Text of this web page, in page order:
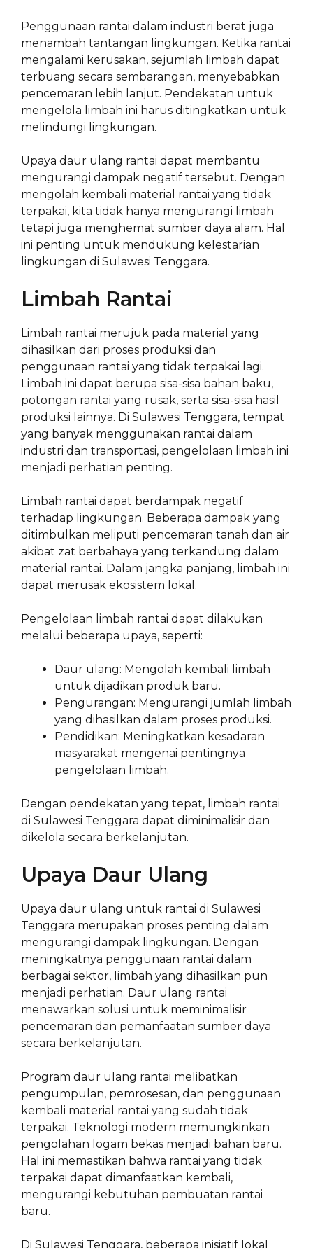
Penggunaan rantai dalam industri berat juga
menambah tantangan lingkungan. Ketika rantai
mengalami kerusakan, sejumlah limbah dapat
terbuang secara sembarangan, menyebabkan
pencemaran lebih lanjut. Pendekatan untuk
mengelola limbah ini harus ditingkatkan untuk
melindungi lingkungan.
Upaya daur ulang rantai dapat membantu
mengurangi dampak negatif tersebut. Dengan
mengolah kembali material rantai yang tidak
terpakai, kita tidak hanya mengurangi limbah
tetapi juga menghemat sumber daya alam. Hal
ini penting untuk mendukung kelestarian
lingkungan di Sulawesi Tenggara.
Limbah Rantai
Limbah rantai merujuk pada material yang
dihasilkan dari proses produksi dan
penggunaan rantai yang tidak terpakai lagi.
Limbah ini dapat berupa sisa-sisa bahan baku,
potongan rantai yang rusak, serta sisa-sisa hasil
produksi lainnya. Di Sulawesi Tenggara, tempat
yang banyak menggunakan rantai dalam
industri dan transportasi, pengelolaan limbah ini
menjadi perhatian penting.
Limbah rantai dapat berdampak negatif
terhadap lingkungan. Beberapa dampak yang
ditimbulkan meliputi pencemaran tanah dan air
akibat zat berbahaya yang terkandung dalam
material rantai. Dalam jangka panjang, limbah ini
dapat merusak ekosistem lokal.
Pengelolaan limbah rantai dapat dilakukan
melalui beberapa upaya, seperti:
Daur ulang: Mengolah kembali limbah
untuk dijadikan produk baru.
Pengurangan: Mengurangi jumlah limbah
yang dihasilkan dalam proses produksi.
Pendidikan: Meningkatkan kesadaran
masyarakat mengenai pentingnya
pengelolaan limbah.
Dengan pendekatan yang tepat, limbah rantai
di Sulawesi Tenggara dapat diminimalisir dan
dikelola secara berkelanjutan.
Upaya Daur Ulang
Upaya daur ulang untuk rantai di Sulawesi
Tenggara merupakan proses penting dalam
mengurangi dampak lingkungan. Dengan
meningkatnya penggunaan rantai dalam
berbagai sektor, limbah yang dihasilkan pun
menjadi perhatian. Daur ulang rantai
menawarkan solusi untuk meminimalisir
pencemaran dan pemanfaatan sumber daya
secara berkelanjutan.
Program daur ulang rantai melibatkan
pengumpulan, pemrosesan, dan penggunaan
kembali material rantai yang sudah tidak
terpakai. Teknologi modern memungkinkan
pengolahan logam bekas menjadi bahan baru.
Hal ini memastikan bahwa rantai yang tidak
terpakai dapat dimanfaatkan kembali,
mengurangi kebutuhan pembuatan rantai
baru.
Di Sulawesi Tenggara, beberapa inisiatif lokal